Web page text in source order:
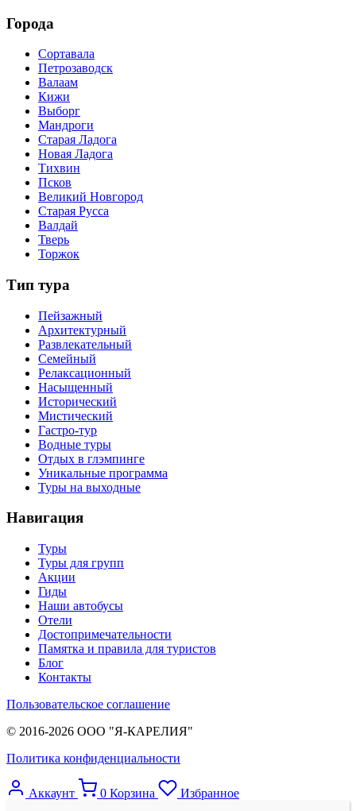
Города
Сортавала
Петрозаводск
Валаам
Кижи
Выборг
Мандроги
Старая Ладога
Новая Ладога
Тихвин
Псков
Великий Новгород
Старая Русса
Валдай
Тверь
Торжок
Тип тура
Пейзажный
Архитектурный
Развлекательный
Семейный
Релаксационный
Насыщенный
Исторический
Мистический
Гастро-тур
Водные туры
Отдых в глэмпинге
Уникальные программа
Туры на выходные
Навигация
Туры
Туры для групп
Акции
Гиды
Наши автобусы
Отели
Достопримечательности
Памятка и правила для туристов
Блог
Контакты
Пользовательское соглашение
© 2016-2026 ООО "Я-КАРЕЛИЯ"
Политика конфиденциальности
Аккаунт 0 Корзина Избранное